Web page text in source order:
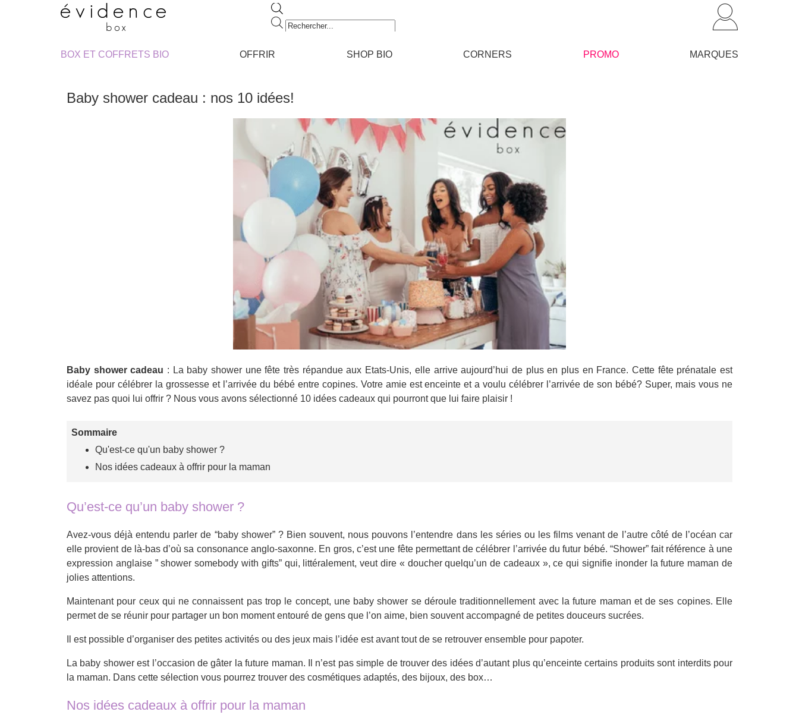
Recherche
de
BOX ET COFFRETS BIO
OFFRIR SHOP BIO CORNERS PROMO MARQUES
Baby shower cadeau : nos 10 idées!
Baby shower cadeau : La baby shower une fête très répandue aux Etats-Unis, elle arrive aujourd’hui de plus en plus en France. Cette fête prénatale est
idéale pour célébrer la grossesse et l’arrivée du bébé entre copines. Votre amie est enceinte et a voulu célébrer l’arrivée de son bébé? Super, mais vous ne
savez pas quoi lui offrir ? Nous vous avons sélectionné 10 idées cadeaux qui pourront que lui faire plaisir !
Sommaire
Qu'est-ce qu'un baby shower ?
Nos idées cadeaux à offrir pour la maman
Qu’est-ce qu’un baby shower ?
Avez-vous déjà entendu parler de “baby shower” ? Bien souvent, nous pouvons l’entendre dans les séries ou les films venant de l’autre côté de l’océan car
elle provient de là-bas d’où sa consonance anglo-saxonne. En gros, c’est une fête permettant de célébrer l’arrivée du futur bébé. “Shower” fait référence à une
expression anglaise ” shower somebody with gifts” qui, littéralement, veut dire « doucher quelqu’un de cadeaux », ce qui signifie inonder la future maman de
jolies attentions.
Maintenant pour ceux qui ne connaissent pas trop le concept, une baby shower se déroule traditionnellement avec la future maman et de ses copines. Elle
permet de se réunir pour partager un bon moment entouré de gens que l’on aime, bien souvent accompagné de petites douceurs sucrées.
Il est possible d’organiser des petites activités ou des jeux mais l’idée est avant tout de se retrouver ensemble pour papoter.
La baby shower est l’occasion de gâter la future maman. Il n’est pas simple de trouver des idées d’autant plus qu’enceinte certains produits sont interdits pour
la maman. Dans cette sélection vous pourrez trouver des cosmétiques adaptés, des bijoux, des box…
Nos idées cadeaux à offrir pour la maman